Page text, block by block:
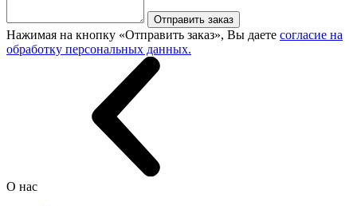
Отправить заказ
Нажимая на кнопку «Отправить заказ», Вы даете согласие на
обработку персональных данных.
О нас